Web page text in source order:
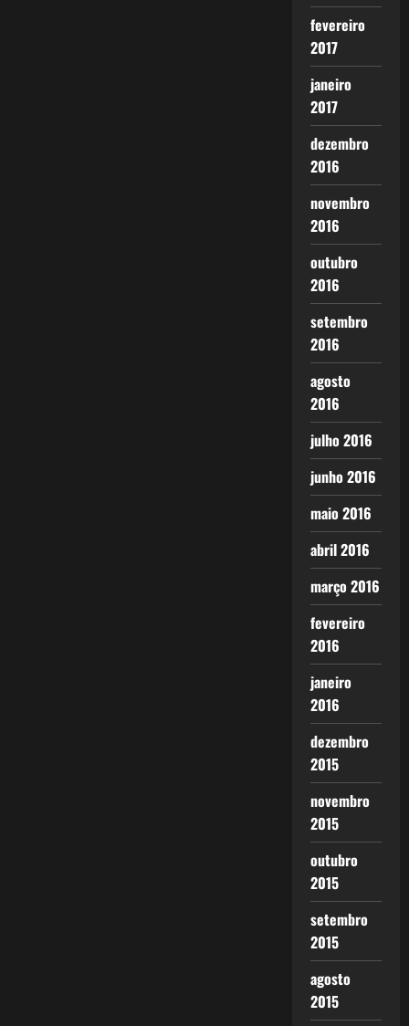
fevereiro
2017
janeiro
2017
dezembro
2016
novembro
2016
outubro
2016
setembro
2016
agosto
2016
julho 2016
junho 2016
maio 2016
abril 2016
março 2016
fevereiro
2016
janeiro
2016
dezembro
2015
novembro
2015
outubro
2015
setembro
2015
agosto
2015